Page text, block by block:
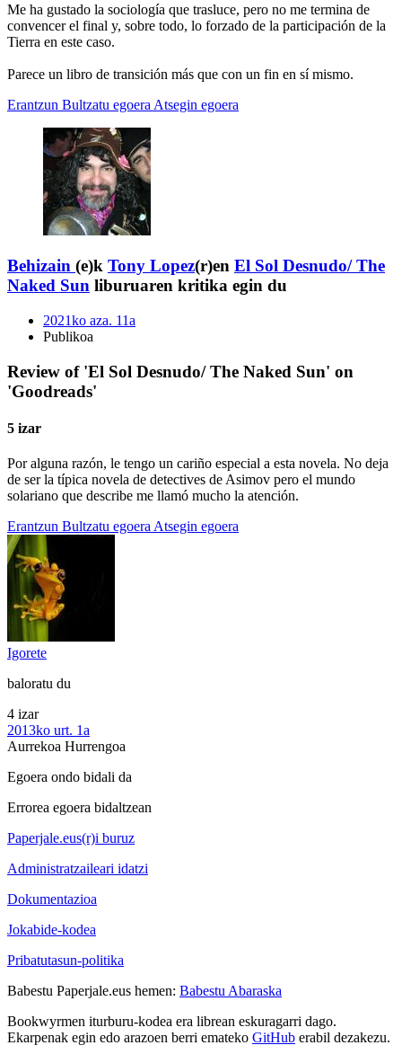
Me ha gustado la sociología que trasluce, pero no me termina de
convencer el final y, sobre todo, lo forzado de la participación de la
Tierra en este caso.
Parece un libro de transición más que con un fin en sí mismo.
Erantzun Bultzatu egoera Atsegin egoera
Behizain (e)k Tony Lopez(r)en El Sol Desnudo/ The
Naked Sun liburuaren kritika egin du
2021ko aza. 11a
Publikoa
Review of 'El Sol Desnudo/ The Naked Sun' on
'Goodreads'
5 izar
Por alguna razón, le tengo un cariño especial a esta novela. No deja
de ser la típica novela de detectives de Asimov pero el mundo
solariano que describe me llamó mucho la atención.
Erantzun Bultzatu egoera Atsegin egoera
Igorete
baloratu du
4 izar
2013ko urt. 1a
Aurrekoa Hurrengoa
Egoera ondo bidali da
Errorea egoera bidaltzean
Paperjale.eus(r)i buruz
Administratzaileari idatzi
Dokumentazioa
Jokabide-kodea
Pribatutasun-politika
Babestu Paperjale.eus hemen: Babestu Abaraska
Bookwyrmen iturburu-kodea era librean eskuragarri dago.
Ekarpenak egin edo arazoen berri emateko GitHub erabil dezakezu.